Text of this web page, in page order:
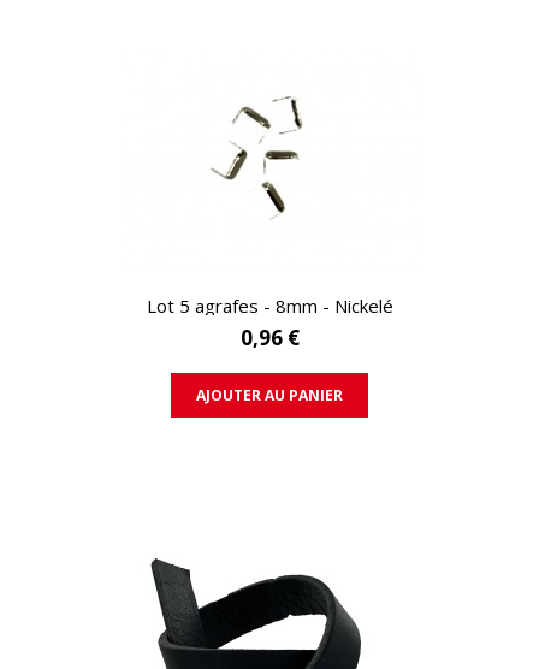
APERÇU RAPIDE
Lot 5 agrafes - 8mm - Nickelé
0,96 €
AJOUTER AU PANIER